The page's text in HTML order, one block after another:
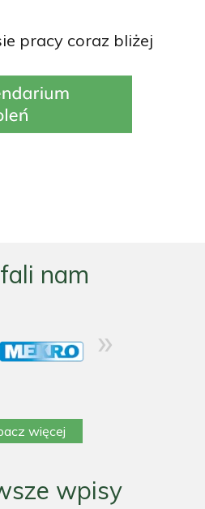
pracy coraz bliżej
nam
»
więcej
wpisy